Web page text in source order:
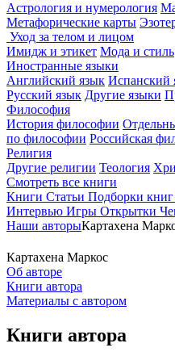
Астрология и нумерология
Метафорические карты
Уход за телом и лицом
Имидж и этикет Мода и стиль
Иностранные языки
Английский язык Испанский
Русский язык Другие языки
Философия
История философии
по философии Российская
Религия
Другие религии Теология
Смотреть все книги
Книги Статьи Подборки книг
Интервью Игры Открытки
Наши авторыКартахена
Картахена Маркос
Об авторе
Книги автора
Материалы с автором
Книги автора